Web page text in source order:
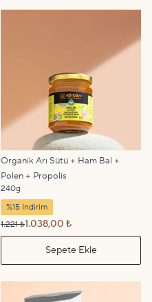
Organik Arı Sütü + Ham Bal +
Polen + Propolis
240g
%15 İndirim
1.221 ₺1.038,00 ₺
Sepete Ekle